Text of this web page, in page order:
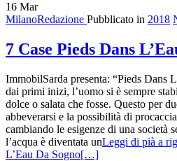
16 Mar
MilanoRedazione Pubblicato in 2018
7 Case Pieds Dans
ImmobilSarda presenta: “Pieds Dans
dai primi inizi, l’uomo si è sempre
dolce o salata che fosse. Questo per
abbeverarsi e la possibilità di
cambiando le esigenze di una società
l’acqua è diventata unLeggi di pià a
L’Eau Da Sogno[…]